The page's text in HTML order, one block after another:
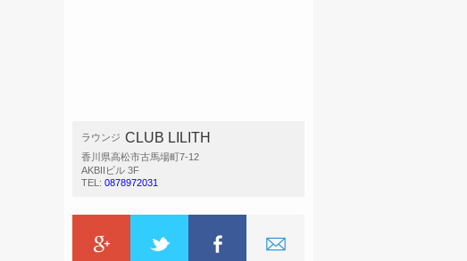
ラウンジ CLUB LILITH
香川県高松市古馬場町7-12
AKBIIビル 3F
TEL: 0878972031